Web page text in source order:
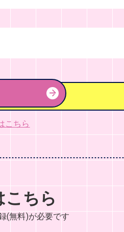
こちら
こちら
(無料)が必要です